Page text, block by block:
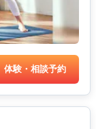
体験・相談予約